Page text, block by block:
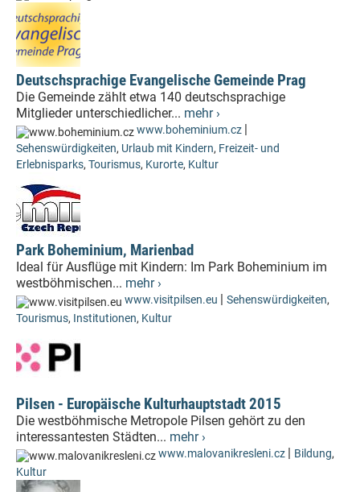
Deutschsprachige Evangelische Gemeinde Prag
Die Gemeinde zählt etwa 140 deutschsprachige
Mitglieder unterschiedlicher... mehr ›
www.boheminium.cz |
Sehenswürdigkeiten, Urlaub mit Kindern, Freizeit- und
Erlebnisparks, Tourismus, Kurorte, Kultur
Park Boheminium, Marienbad
Ideal für Ausflüge mit Kindern: Im Park Boheminium im
westböhmischen... mehr ›
www.visitpilsen.eu | Sehenswürdigkeiten,
Tourismus, Institutionen, Kultur
Pilsen - Europäische Kulturhauptstadt 2015
Die westböhmische Metropole Pilsen gehört zu den
interessantesten Städten... mehr ›
www.malovanikresleni.cz | Bildung,
Kultur